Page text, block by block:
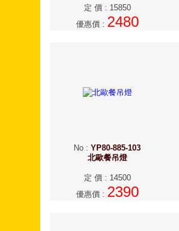
定 價: 15850
優惠價: 2480
No : YP80-885-103
北歐餐吊燈
定 價: 14500
優惠價: 2390